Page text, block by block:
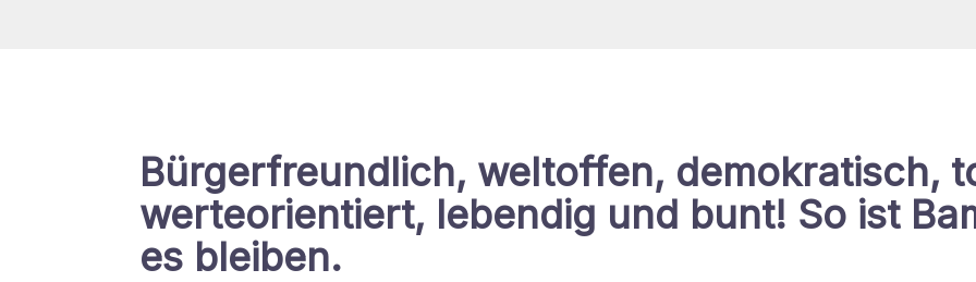
Bürgerfreundlich, weltoffen, demokratisch,
werteorientiert, lebendig und bunt! So ist
es bleiben.